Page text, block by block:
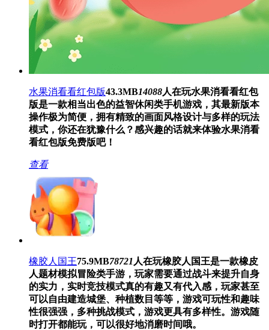
水果消看看红包版43.3MB14088人在玩水果消看看红包
版是一款相当出色的益智休闲类手机游戏，其最新版本
操作极为简便，拥有精致的画面风格设计与多样的玩法
模式，你还在犹豫什么？感兴趣的话就来体验水果消看
看红包版免费版吧！
查看
橡胶人国王75.9MB78721 人在玩橡胶人国王是一款橡皮
人题材模拟冒险类手游，玩家需要通过战斗来提升自身
的实力，实时竞技模式真的有趣又有代入感，玩家甚至
可以自由建造城堡、种植数目等等，游戏可玩性和趣味
性很强强，多种挑战模式，游戏更具有多样性。游戏随
时打开都能玩，可以很好地消磨时间哦。